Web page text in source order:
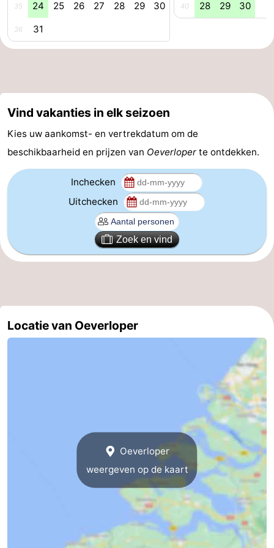
Forum
Reisboekenwinkel
-
Parkeren
Medische
adressen
Regio
Walcheren
Domburg
-
35 24 25 26 27 28 29 30
36 31
40 28 29 30
Vind vakanties in elk seizoen
Kies uw aankomst- en vertrekdatum om de
beschikbaarheid en prijzen van Oeverloper te ontdekken.
Inchecken
Uitchecken
Zoek en vind
Locatie van Oeverloper
Oeverloper
weergeven op de kaart